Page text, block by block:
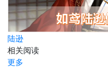
陆逊
相关阅读
更多